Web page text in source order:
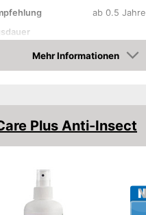
ab 0.5 Jahre
vor Sonnenbrand
vor
Mücken,
siehe Anbieter
Mehr Informationen
Plus Anti-Insect